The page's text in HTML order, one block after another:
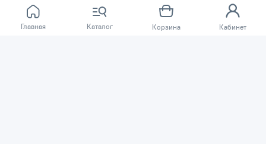
Главная Каталог Корзина Кабинет